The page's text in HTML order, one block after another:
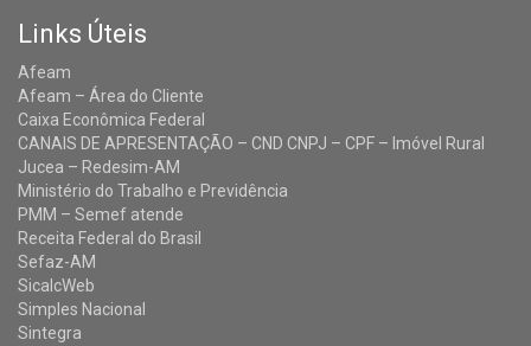
Links Úteis
Afeam
Afeam – Área do Cliente
Caixa Econômica Federal
CANAIS DE APRESENTAÇÃO – CND CNPJ – CPF – Imóvel Rural
Jucea – Redesim-AM
Ministério do Trabalho e Previdência
PMM – Semef atende
Receita Federal do Brasil
Sefaz-AM
SicalcWeb
Simples Nacional
Sintegra